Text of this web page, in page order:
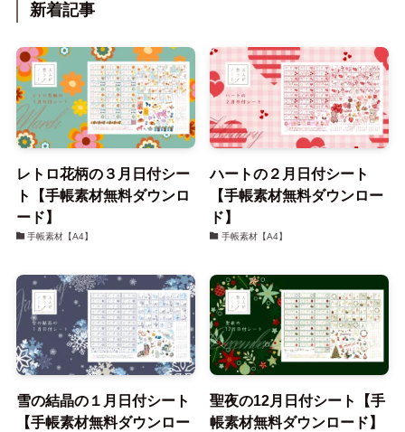
新着記事
レトロ花柄の３月日付シー
ト【手帳素材無料ダウンロ
ード】
手帳素材【A4】
ハートの２月日付シート
【手帳素材無料ダウンロー
ド】
手帳素材【A4】
雪の結晶の１月日付シート
【手帳素材無料ダウンロー
聖夜の12月日付シート【手
帳素材無料ダウンロード】